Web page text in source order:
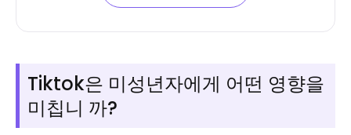
Tiktok은 미성년자에게 어떤 영향을
미칩니 까?